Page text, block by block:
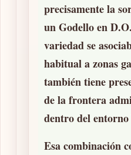
precisamente la
un Godello en
variedad se
habitual a zonas
también tiene
de la frontera
dentro del
Esa combinación